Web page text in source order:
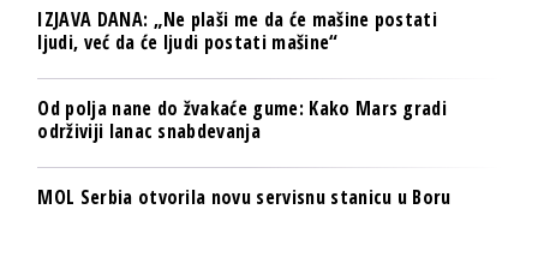
IZJAVA DANA: „Ne plaši me da će mašine postati
ljudi, već da će ljudi postati mašine“
Od polja nane do žvakaće gume: Kako Mars gradi
održiviji lanac snabdevanja
MOL Serbia otvorila novu servisnu stanicu u Boru